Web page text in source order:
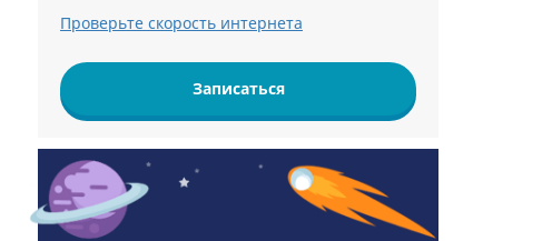
Проверьте скорость интернета
Записаться